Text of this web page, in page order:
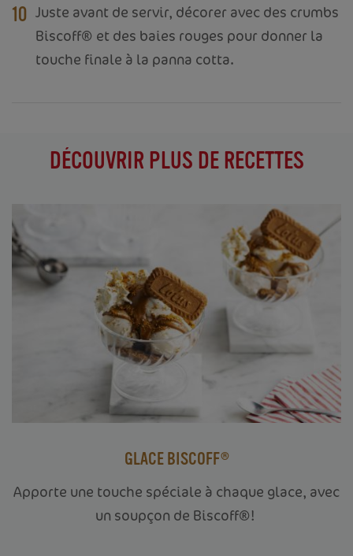
10 Juste avant de servir, décorer avec des crumbs
Biscoff® et des baies rouges pour donner la
touche finale à la panna cotta.
DÉCOUVRIR PLUS DE RECETTES
GLACE BISCOFF®
Apporte une touche spéciale à chaque glace, avec
un soupçon de Biscoff®!